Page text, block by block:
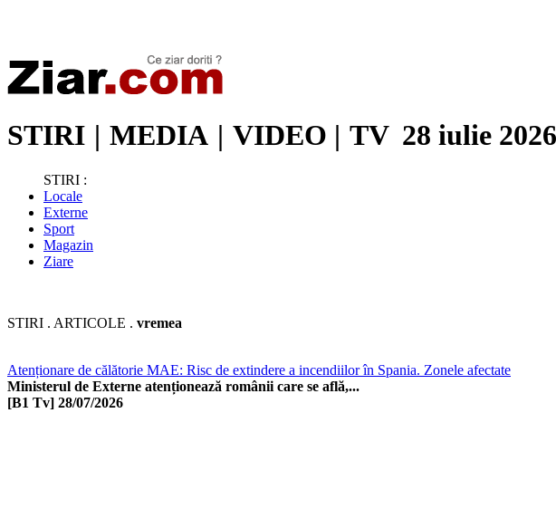
STIRI | MEDIA | VIDEO | TV 28 iulie 2026
STIRI :
Locale
Externe
Sport
Magazin
Ziare
STIRI . ARTICOLE . vremea
Atenționare de călătorie MAE: Risc de extindere a incendiilor în Spania. Zonele afectate
Ministerul de Externe atenționează românii care se află,...
[B1 Tv] 28/07/2026